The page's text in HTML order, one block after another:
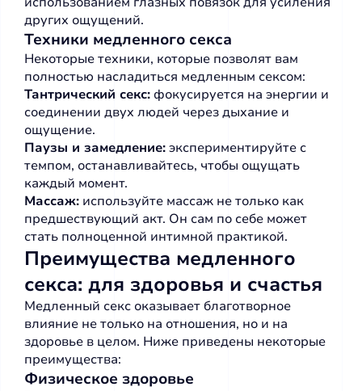
других ощущений.
Техники медленного секса
Некоторые техники, которые позволят вам
полностью насладиться медленным сексом:
Тантрический секс: фокусируется на энергии и
соединении двух людей через дыхание и
ощущение.
Паузы и замедление:экспериментируйте с
темпом, останавливайтесь, чтобы ощущать
каждый момент.
Массаж: используйте массаж не только как
предшествующий акт. Он сам по себе может
стать полноценной интимной практикой.
Преимущества медленного
секса: для здоровья и счастья
Медленный секс оказывает благотворное
влияние не только на отношения, но и на
здоровье в целом. Ниже приведены некоторые
преимущества:
Физическое здоровье